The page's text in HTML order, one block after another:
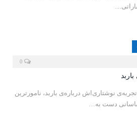
نوشتاری‌اش درباره‌ی باربد، نامورترین
دست به…